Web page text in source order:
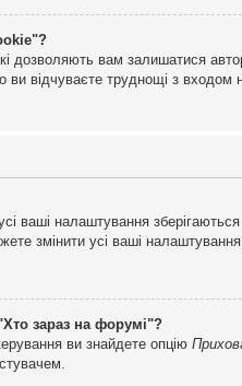
дозволяють вам залишатися
ви відчуваєте труднощі з
налаштування зберігаються
змінити усі ваші
зараз на форумі"?
ви знайдете опцію